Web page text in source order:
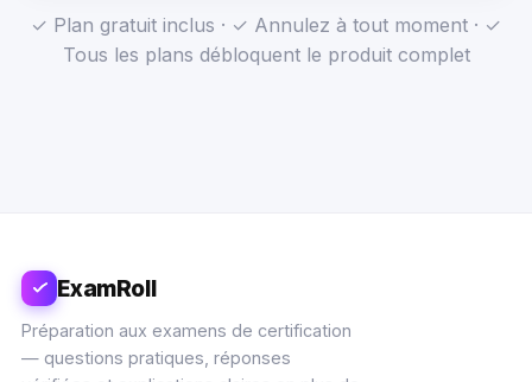
✓ Plan gratuit inclus · ✓ Annulez à tout moment · ✓
Tous les plans débloquent le produit complet
ExamRoll
Préparation aux examens de certification
— questions pratiques, réponses